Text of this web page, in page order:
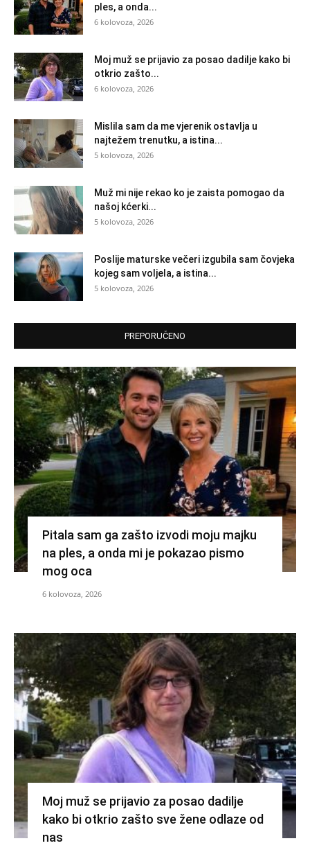
ples, a onda...
6 kolovoza, 2026
Moj muž se prijavio za posao dadilje kako bi
otkrio zašto...
6 kolovoza, 2026
Mislila sam da me vjerenik ostavlja u
najtežem trenutku, a istina...
5 kolovoza, 2026
Muž mi nije rekao ko je zaista pomogao da
našoj kćerki...
5 kolovoza, 2026
Poslije maturske večeri izgubila sam čovjeka
kojeg sam voljela, a istina...
5 kolovoza, 2026
PREPORUČENO
Pitala sam ga zašto izvodi moju majku
na ples, a onda mi je pokazao pismo
mog oca
6 kolovoza, 2026
Moj muž se prijavio za posao dadilje
kako bi otkrio zašto sve žene odlaze od
nas